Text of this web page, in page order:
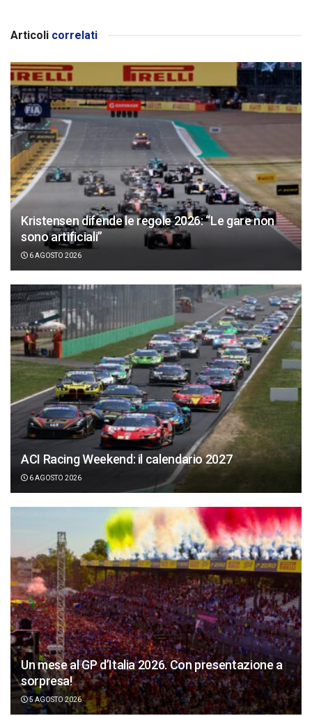
Articoli correlati
Kristensen difende le regole 2026: “Le gare non
sono artificiali”
6 AGOSTO 2026
ACI Racing Weekend: il calendario 2027
6 AGOSTO 2026
Un mese al GP d’Italia 2026. Con presentazione a
sorpresa!
5 AGOSTO 2026